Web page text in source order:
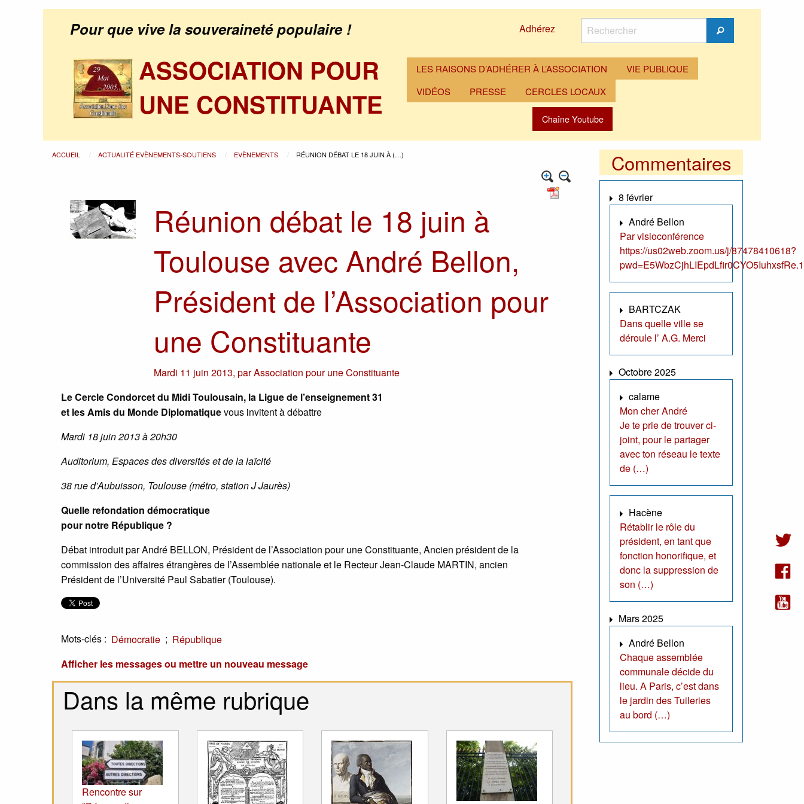
Pour que vive la souveraineté populaire ! Adhérez
Rechercher
Rechercher
ASSOCIATION POUR
UNE CONSTITUANTE
LES RAISONS D’ADHÉRER À L’ASSOCIATION
VIE PUBLIQUE
VIDÉOS
PRESSE CERCLES LOCAUX
Chaîne Youtube
ACCUEIL ACTUALITÉ EVÈNEMENTS-SOUTIENS EVÈNEMENTS RÉUNION DÉBAT LE 18 JUIN À (…)
Réunion débat le 18 juin à
Toulouse avec André Bellon,
Président de l’Association pour
une Constituante
Mardi 11 juin 2013,parAssociation pour une Constituante
Le Cercle Condorcet du Midi Toulousain, la Ligue de l’enseignement 31
et les Amis du Monde Diplomatiquevous invitent à débattre
Mardi 18 juin 2013 à 20h30
Auditorium, Espaces des diversités et de la laïcité
38 rue d’Aubuisson, Toulouse (métro, station J Jaurès)
Quelle refondation démocratique
pour notre République ?
Débat introduit par André BELLON, Président de l’Association pour une Constituante, Ancien président de la
commission des affaires étrangères de l’Assemblée nationale et le Recteur Jean-Claude MARTIN, ancien
Président de l’Université Paul Sabatier (Toulouse).
Mots-clés : Démocratie ; République
Afficher les messages ou mettre un nouveau message
Dans la même rubrique
Rencontre sur
Commentaires
8 février
André Bellon
Par visioconférence
https://us02web.zoom.us/j/87478410618?
BARTCZAK
Dans quelle ville se
déroule l’ A.G. Merci
Octobre 2025
calame
Mon cher André
Je te prie de trouver ci-
joint, pour le partager
avec ton réseau le texte
de (…)
Hacène
Rétablir le rôle du
président, en tant que
fonction honorifique, et
donc la suppression de
son (…)
Mars 2025
André Bellon
Chaque assemblée
communale décide du
lieu. A Paris, c’est dans
le jardin des Tuileries
au bord (…)